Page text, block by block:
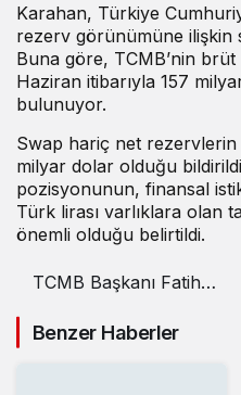
Karahan, Türkiye
rezerv görünümüne ilişkin
Buna göre, TCMB’nin
Haziran itibarıyla 157
bulunuyor.
Swap hariç net rezervlerin
milyar dolar olduğu
pozisyonunun, finansal
Türk lirası varlıklara olan
önemli olduğu belirtildi.
TCMB Başkanı Fatih
mesajı
Benzer Haberler